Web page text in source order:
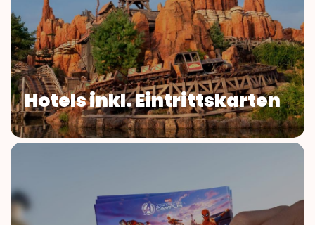
Hotels inkl. Eintrittskarten